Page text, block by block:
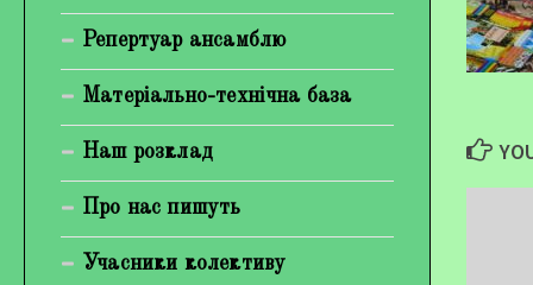
Репертуар ансамблю
Матеріально-технічна база
Наш розклад
Про нас пишуть
Учасники колективу